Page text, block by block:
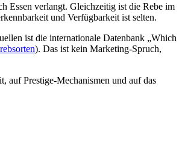
Essen verlangt. Gleichzeitig ist die Rebe im
und Verfügbarkeit ist selten.
ist die internationale Datenbank „Which
). Das ist kein Marketing-Spruch,
auf Prestige-Mechanismen und auf das